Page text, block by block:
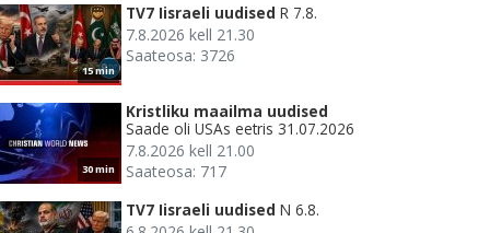
15 min
TV7 Iisraeli uudised R 7.8.
7.8.2026 kell 21.30
Saateosa: 3726
30 min
Kristliku maailma uudised
Saade oli USAs eetris 31.07.2026
7.8.2026 kell 21.00
Saateosa: 717
TV7 Iisraeli uudised N 6.8.